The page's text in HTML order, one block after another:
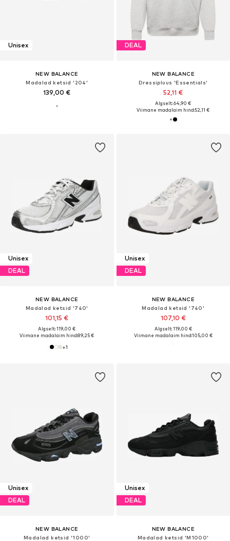
Unisex
NEW BALANCE
Madalad ketsid '204'
139,00 €
DEAL
NEW BALANCE
Dressipluus 'Essentials'
52,11 €
Algselt: 64,90 €
Viimane madalaim hind:52,11 €
Unisex
DEAL
NEW BALANCE
Madalad ketsid '740'
101,15 €
Algselt: 119,00 €
Viimane madalaim hind:89,25 €
+1
Unisex
DEAL
NEW BALANCE
Madalad ketsid '740'
107,10 €
Algselt: 119,00 €
Viimane madalaim hind:105,00 €
Unisex
DEAL
NEW BALANCE
Madalad ketsid '1000'
Unisex
DEAL
NEW BALANCE
Madalad ketsid 'M1000'